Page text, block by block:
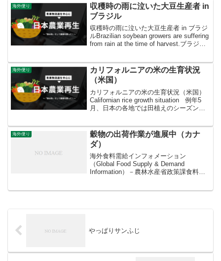
海外便り
収穫時の雨に泣いた大豆生産者 in
ブラジル
収穫時の雨に泣いた大豆生産者 in ブラジ
ルBrazilian soybean growers are suffering
from rain at the time of harvest.ブラジル
海外便り
カリフォルニアの米の生育状況
（米国）
カリフォルニアの米の生育状況（米国）
Californian rice growth situation 例年5
月、日本の各地では田植えのシーズンを
24日の米国カリフ...
海外便り
穀物の出荷作業が進展中（カナ
ダ）
海外食料需給インフォメーション
（Global Food Supply & Demand
Information）－農林水産省政策課食料安
やっぱりサンふじ